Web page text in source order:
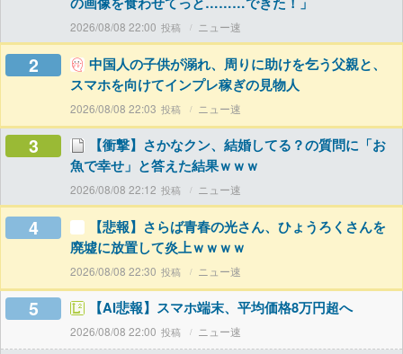
2026/08/08 22:00 ニュー速
2
中国人の子供が溺れ、周りに助けを乞う父親と、
スマホを向けてインプレ稼ぎの見物人
2026/08/08 22:03 ニュー速
3
【衝撃】さかなクン、結婚してる？の質問に「お
魚で幸せ」と答えた結果ｗｗｗ
2026/08/08 22:12 ニュー速
4
【悲報】さらば青春の光さん、ひょうろくさんを
廃墟に放置して炎上ｗｗｗｗ
2026/08/08 22:30 ニュー速
5 【AI悲報】スマホ端末、平均価格8万円超へ
2026/08/08 22:00 ニュー速